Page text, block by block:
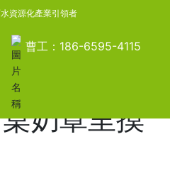
av无码无码
偷人精品
一区二区
奶罩里摸
資源化產業引領者
曹工：186-6595-4115